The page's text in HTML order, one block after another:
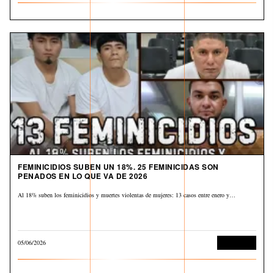
FEMINICIDIOS SUBEN UN 18%. 25 FEMINICIDAS SON
PENADOS EN LO QUE VA DE 2026
Al 18% suben los feminicidios y muertes violentas de mujeres: 13 casos entre enero y…
05/06/2026